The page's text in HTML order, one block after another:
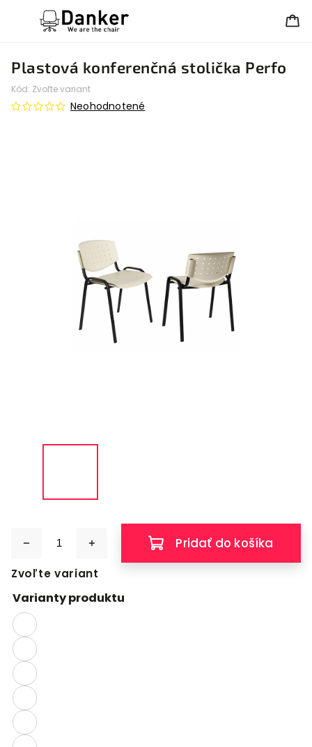
Plastová konferenčná stolička Perfo
Kód: Zvoľte variant
Neohodnotené
Zvoľte variant
Varianty produktu
Pridať do košíka